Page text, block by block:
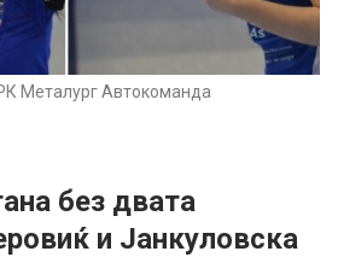
Металург Автокоманда
без двата
и Јанкуловска